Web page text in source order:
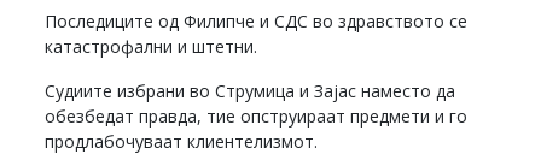
Последиците од Филипче и СДС во здравството се
катастрофални и штетни.
Судиите избрани во Струмица и Зајас наместо да
обезбедат правда, тие опструираат предмети и го
продлабочуваат клиентелизмот.